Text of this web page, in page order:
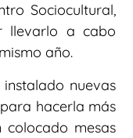
Sociocultural,
llevarlo a cabo
año.
nuevas
hacerla más
mesas